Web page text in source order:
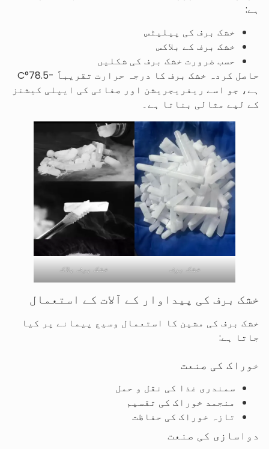
ہے:
خشک برف کی پیلیٹس
خشک برف کے بلاکس
حسب ضرورت خشک برف کی شکلیں
حاصل کردہ خشک برف کا درجہ حرارت تقریباً -78.5°C
ہے، جو اسے ریفریجریشن اور صفائی کی ایپلی کیشنز
کے لیے مثالی بناتا ہے۔
خشک برف خشک برف بلاک
خشک برف کی پیداوار کے آلات کے استعمال
خشک برف کی مشین کا استعمال وسیع پیمانے پر کیا
جاتا ہے:
خوراک کی صنعت
سمندری غذا کی نقل و حمل
منجمد خوراک کی تقسیم
تازہ خوراک کی حفاظت
دواسازی کی صنعت